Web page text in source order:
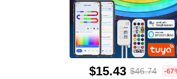
$15.43 $46.74 -